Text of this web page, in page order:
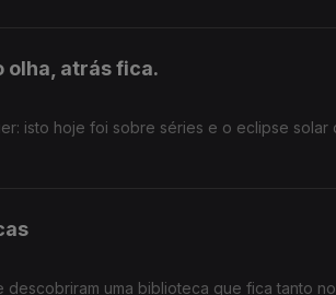
olha, atrás fica.
isto hoje foi sobre séries e o eclipse solar
descobriram uma biblioteca que fica tanto